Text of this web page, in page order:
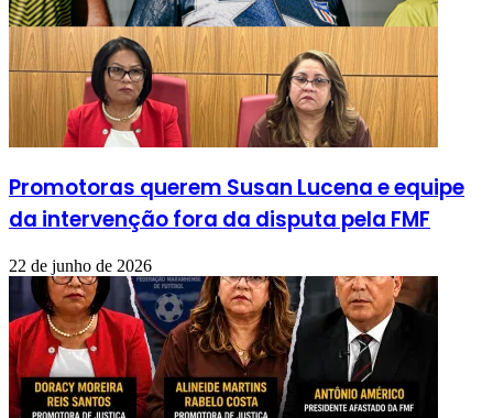
Promotoras querem Susan Lucena e equipe
da intervenção fora da disputa pela FMF
22 de junho de 2026